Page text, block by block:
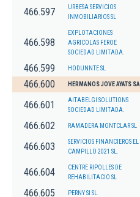
466.597
URBESA SERVICIOS
INMOBILIARIOS SL
466.598
EXPLOTACIONES
AGRICOLAS FEROE
SOCIEDAD LIMITADA.
466.599 HODUNNTE SL
466.600 HERMANOS JOVE AYATS SA
466.601
AITABELGI SOLUTIONS
SOCIEDAD LIMITADA.
466.602 RAMADERA MONTCLAR SL
466.603
SERVICIOS FINANCIEROS EL
CAMPILLO 2021 SL.
466.604
CENTRE RIPOLLES DE
REHABILITACIO SL
466.605 PERNY SI SL.